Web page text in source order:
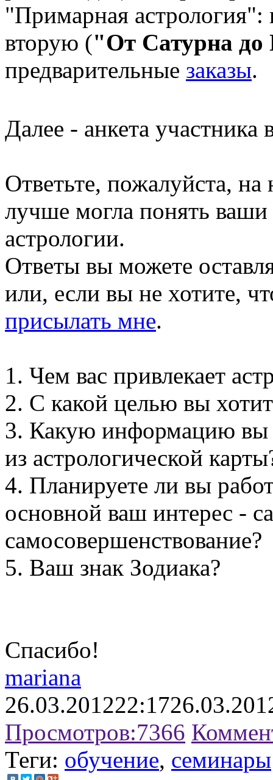
"Примарная астрология":
вторую ("От Сатурна до
предварительные заказы.
Далее - анкета участника
Ответьте, пожалуйста,
лучше могла понять
астрологии.
Ответы вы можете
или, если вы не хотите,
присылать мне.
1. Чем вас привлекает
2. С какой целью вы
3. Какую информацию вы
из астрологической
4. Планируете ли вы
основной ваш интерес -
самосовершенствование?
5. Ваш знак Зодиака?
Спасибо!
mariana
26.03.201222:17
Просмотров:7366
Теги: обучение, семинары